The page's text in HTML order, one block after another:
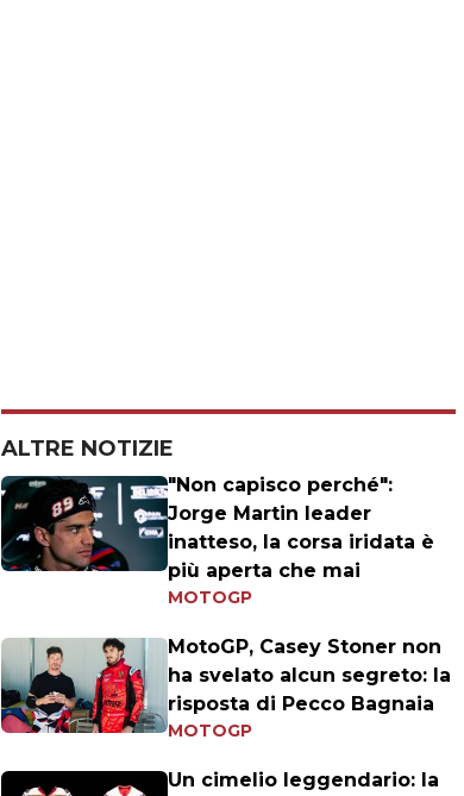
ALTRE NOTIZIE
"Non capisco perché":
Jorge Martin leader
inatteso, la corsa iridata è
più aperta che mai
MOTOGP
MotoGP, Casey Stoner non
ha svelato alcun segreto: la
risposta di Pecco Bagnaia
MOTOGP
Un cimelio leggendario: la